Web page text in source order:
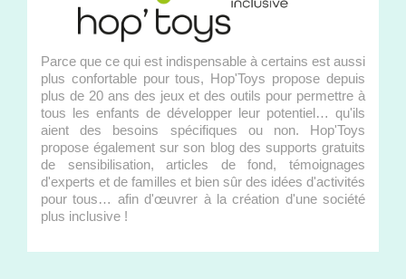
Parce que ce qui est indispensable à certains est aussi
plus confortable pour tous, Hop'Toys propose depuis
plus de 20 ans des jeux et des outils pour permettre à
tous les enfants de développer leur potentiel… qu'ils
aient des besoins spécifiques ou non. Hop'Toys
propose également sur son blog des supports gratuits
de sensibilisation, articles de fond, témoignages
d'experts et de familles et bien sûr des idées d'activités
pour tous… afin d'œuvrer à la création d'une société
plus inclusive !